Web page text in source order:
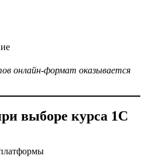
онлайн-формат оказывается
выборе курса 1С